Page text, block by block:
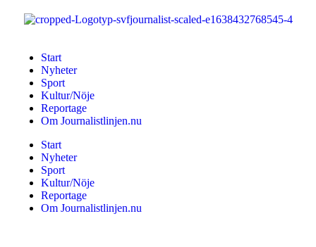
Start
Nyheter
Sport
Kultur/Nöje
Reportage
Om Journalistlinjen.nu
Start
Nyheter
Sport
Kultur/Nöje
Reportage
Om Journalistlinjen.nu